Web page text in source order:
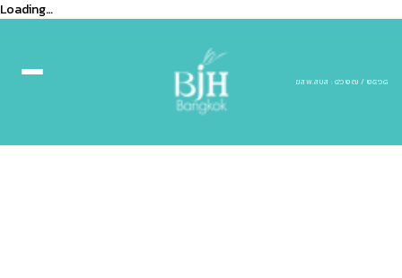
Loading…
ฆสพ.สบส : ๔๖๒๗ / ๒๕๖๘